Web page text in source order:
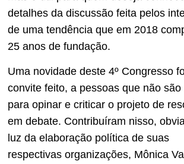
detalhes da discussão feita pelos
de uma tendência que em 2018
25 anos de fundação.
Uma novidade deste 4º Congresso
convite feito, a pessoas que não são
para opinar e criticar o projeto de
em debate. Contribuíram nisso,
luz da elaboração política de suas
respectivas organizações, Mônica